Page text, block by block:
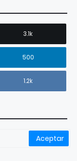
3.1k
500
1.2k